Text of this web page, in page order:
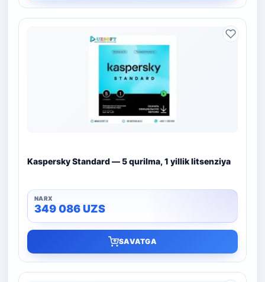
Kaspersky Standard — 5 qurilma, 1 yillik litsenziya
349 086UZS
SAVATGA